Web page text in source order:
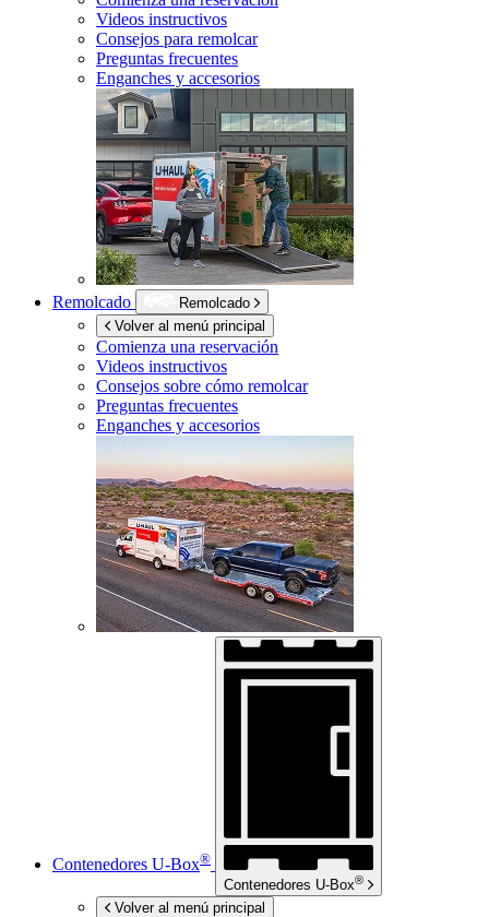
Videos instructivos
Consejos para remolcar
Preguntas frecuentes
Enganches y accesorios
Remolcado
Remolcado
Volver al menú principal
Comienza una reservación
Videos instructivos
Consejos sobre cómo remolcar
Preguntas frecuentes
Enganches y accesorios
Contenedores U-Box®
Contenedores U-Box®
Volver al menú principal